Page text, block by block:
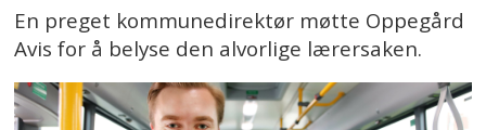
En preget kommunedirektør møtte Oppegård
Avis for å belyse den alvorlige lærersaken.